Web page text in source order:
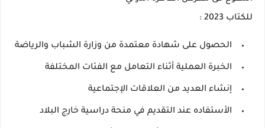
للكتاب 2023 :
الحصول على شهادة معتمدة من وزارة الشباب والرياضة
الخبرة العملية أثناء التعامل مع الفئات المختلفة
إنشاء العديد من العلاقات الإجتماعية
الأستفاده عند التقديم في منحة دراسية خارج البلاد